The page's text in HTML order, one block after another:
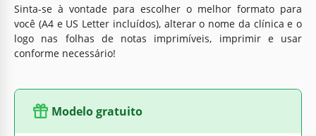
Sinta-se à vontade para escolher o melhor formato para
você (A4 e US Letter incluídos), alterar o nome da clínica e o
logo nas folhas de notas imprimíveis, imprimir e usar
conforme necessário!
Modelo gratuito